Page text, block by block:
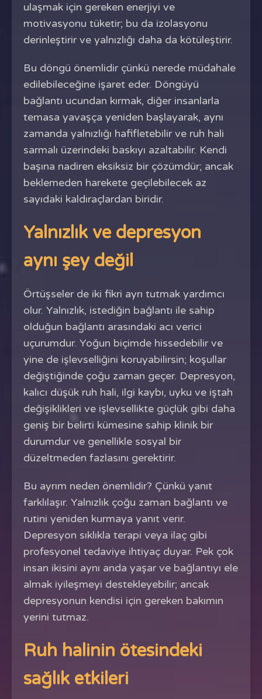
ulaşmak için gereken enerjiyi ve
motivasyonu tüketir; bu da izolasyonu
derinleştirir ve yalnızlığı daha da kötüleştirir.
Bu döngü önemlidir çünkü nerede müdahale
edilebileceğine işaret eder. Döngüyü
bağlantı ucundan kırmak, diğer insanlarla
temasa yavaşça yeniden başlayarak, aynı
zamanda yalnızlığı hafifletebilir ve ruh hali
sarmalı üzerindeki baskıyı azaltabilir. Kendi
başına nadiren eksiksiz bir çözümdür; ancak
beklemeden harekete geçilebilecek az
sayıdaki kaldıraçlardan biridir.
Yalnızlık ve depresyon
aynı şey değil
Örtüşseler de iki fikri ayrı tutmak yardımcı
olur. Yalnızlık, istediğin bağlantı ile sahip
olduğun bağlantı arasındaki acı verici
uçurumdur. Yoğun biçimde hissedebilir ve
yine de işlevselliğini koruyabilirsin; koşullar
değiştiğinde çoğu zaman geçer. Depresyon,
kalıcı düşük ruh hali, ilgi kaybı, uyku ve iştah
değişiklikleri ve işlevsellikte güçlük gibi daha
geniş bir belirti kümesine sahip klinik bir
durumdur ve genellikle sosyal bir
düzeltmeden fazlasını gerektirir.
Bu ayrım neden önemlidir? Çünkü yanıt
farklılaşır. Yalnızlık çoğu zaman bağlantı ve
rutini yeniden kurmaya yanıt verir.
Depresyon sıklıkla terapi veya ilaç gibi
profesyonel tedaviye ihtiyaç duyar. Pek çok
insan ikisini aynı anda yaşar ve bağlantıyı ele
almak iyileşmeyi destekleyebilir; ancak
depresyonun kendisi için gereken bakımın
yerini tutmaz.
Ruh halinin ötesindeki
sağlık etkileri